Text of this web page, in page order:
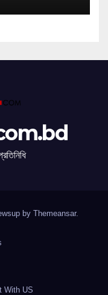
by Themeansar.
With US